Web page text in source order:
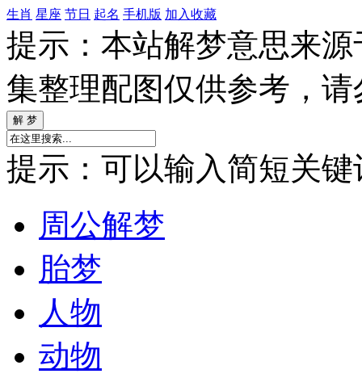
生肖 星座 节日 起名 手机版 加入收藏
提示：本站解梦意思来
集整理配图仅供参考，
提示：可以输入简短关键
周公解梦
胎梦
人物
动物